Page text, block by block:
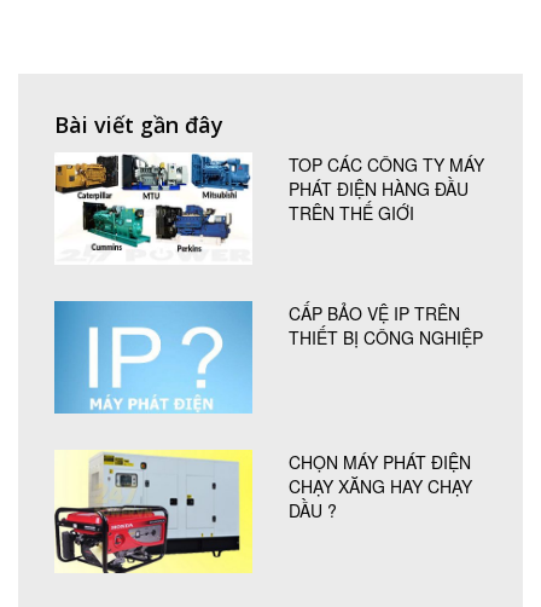
Bài viết gần đây
TOP CÁC CÔNG TY MÁY
PHÁT ĐIỆN HÀNG ĐẦU
TRÊN THẾ GIỚI
CẤP BẢO VỆ IP TRÊN
THIẾT BỊ CÔNG NGHIỆP
CHỌN MÁY PHÁT ĐIỆN
CHẠY XĂNG HAY CHẠY
DẦU ?